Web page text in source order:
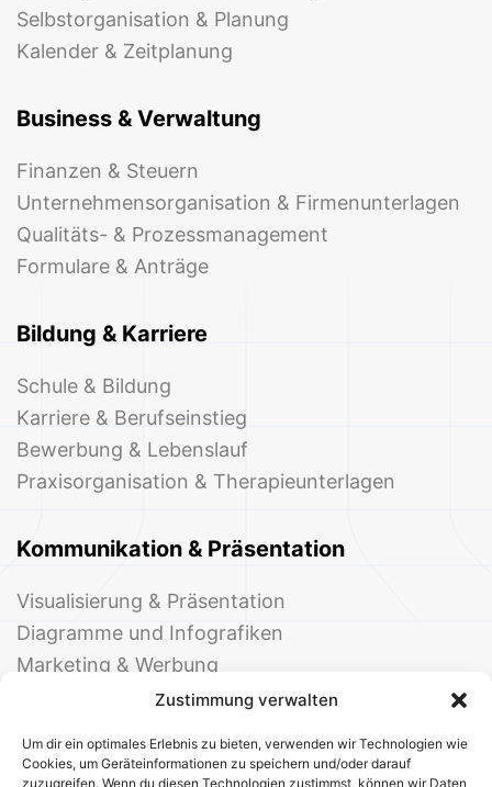
Zustimmung verwalten
Um dir ein optimales Erlebnis zu bieten, verwenden wir Technologien wie
Cookies, um Geräteinformationen zu speichern und/oder darauf
zuzugreifen. Wenn du diesen Technologien zustimmst, können wir Daten
Selbstorganisation & Planung
Kalender & Zeitplanung
Business & Verwaltung
Finanzen & Steuern
Unternehmensorganisation & Firmenunterlagen
Qualitäts- & Prozessmanagement
Formulare & Anträge
Bildung & Karriere
Schule & Bildung
Karriere & Berufseinstieg
Bewerbung & Lebenslauf
Praxisorganisation & Therapieunterlagen
Kommunikation & Präsentation
Visualisierung & Präsentation
Diagramme und Infografiken
Marketing & Werbung
Events & Einladungen